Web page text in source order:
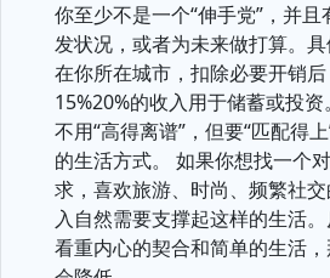
你至少不是一个“伸手党”，并
发状况，或者为未来做打算。
在你所在城市，扣除必要开销
15%20%的收入用于储蓄或投资。
不用“高得离谱”，但要“匹配得
的生活方式。 如果你想找一个
求，喜欢旅游、时尚、频繁社
入自然需要支撑起这样的生活
看重内心的契合和简单的生活